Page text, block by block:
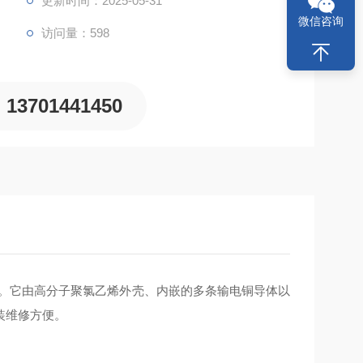
访问量：598
13701441450
它由高分子聚氯乙烯外壳、内嵌的多条输电铜导体以
修方便‌。
微信咨询